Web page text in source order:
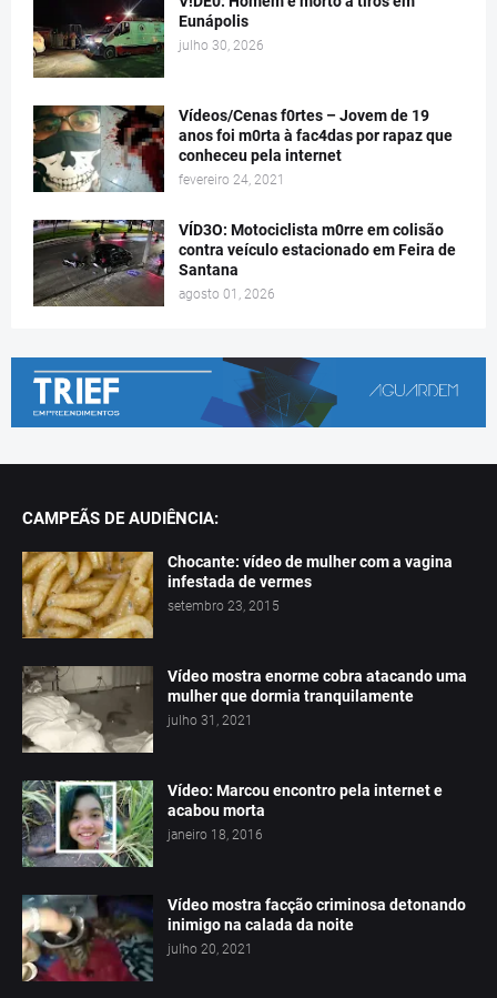
Eunápolis
julho 30, 2026
Vídeos/Cenas f0rtes – Jovem de 19
anos foi m0rta à fac4das por rapaz que
conheceu pela internet
fevereiro 24, 2021
VÍD3O: Motociclista m0rre em colisão
contra veículo estacionado em Feira de
Santana
agosto 01, 2026
CAMPEÃS DE AUDIÊNCIA:
Chocante: vídeo de mulher com a vagina
infestada de vermes
setembro 23, 2015
Vídeo mostra enorme cobra atacando uma
mulher que dormia tranquilamente
julho 31, 2021
Vídeo: Marcou encontro pela internet e
acabou morta
janeiro 18, 2016
Vídeo mostra facção criminosa detonando
inimigo na calada da noite
julho 20, 2021